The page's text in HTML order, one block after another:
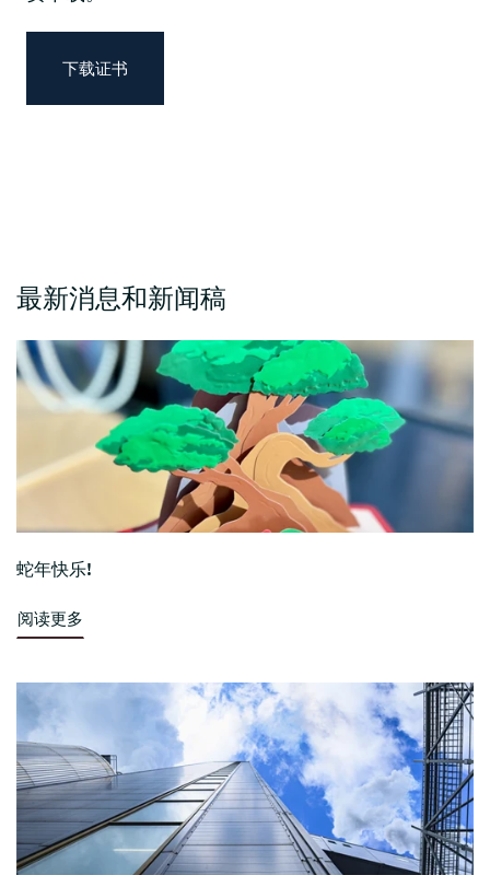
下载证书
最新消息和新闻稿
蛇年快乐!
阅读更多